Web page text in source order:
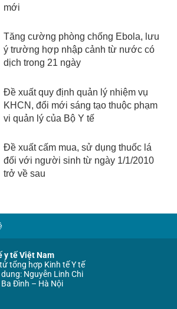
mới
Tăng cường phòng chống Ebola, lưu
ý trường hợp nhập cảnh từ nước có
dịch trong 21 ngày
Đề xuất quy định quản lý nhiệm vụ
KHCN, đổi mới sáng tạo thuộc phạm
vi quản lý của Bộ Y tế
Đề xuất cấm mua, sử dụng thuốc lá
đối với người sinh từ ngày 1/1/2010
trở về sau
y tế Việt Nam
tổng hợp Kinh tế Y tế
Nguyễn Linh Chi
Đình – Hà Nội